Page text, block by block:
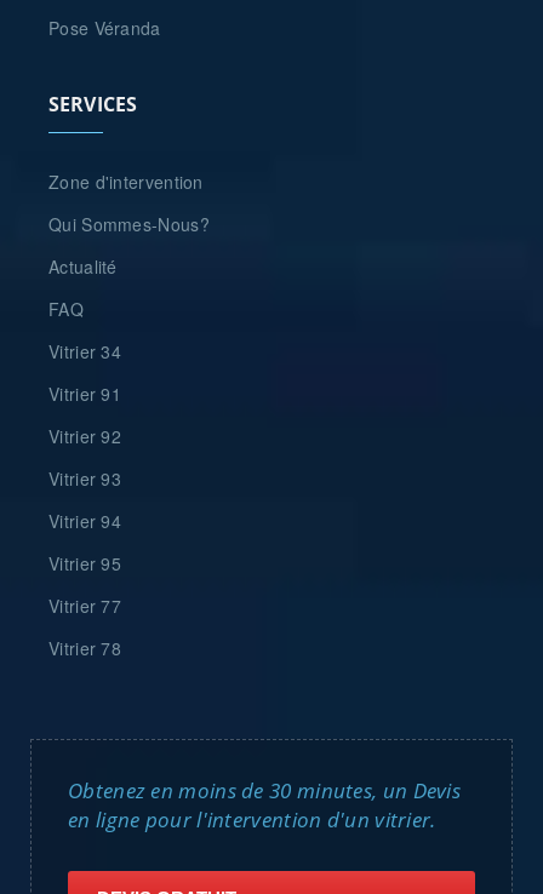
Pose Véranda
SERVICES
Zone d'intervention
Qui Sommes-Nous?
Actualité
FAQ
Vitrier 34
Vitrier 91
Vitrier 92
Vitrier 93
Vitrier 94
Vitrier 95
Vitrier 77
Vitrier 78
Obtenez en moins de 30 minutes, un Devis
en ligne pour l'intervention d'un vitrier.